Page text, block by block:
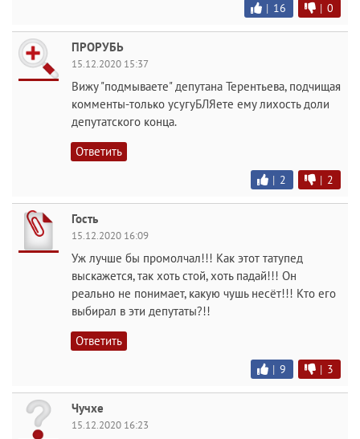
| 16 | 0
ПРОРУБЬ
15.12.2020 15:37
Вижу "подмываете" депутана Терентьева, подчищая
комменты-только усугуБЛЯете ему лихость доли
депутатского конца.
Ответить
| 2 | 2
Гость
15.12.2020 16:09
Уж лучше бы промолчал!!! Как этот татупед
выскажется, так хоть стой, хоть падай!!! Он
реально не понимает, какую чушь несёт!!! Кто его
выбирал в эти депутаты?!!
Ответить
| 9 | 3
Чучхе
15.12.2020 16:23